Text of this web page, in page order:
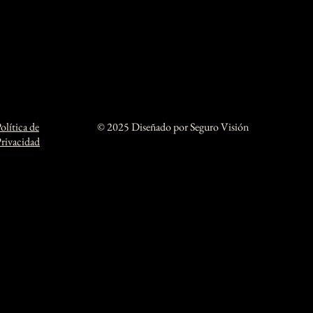
de
© 2025 Diseñado por Seguro Visión